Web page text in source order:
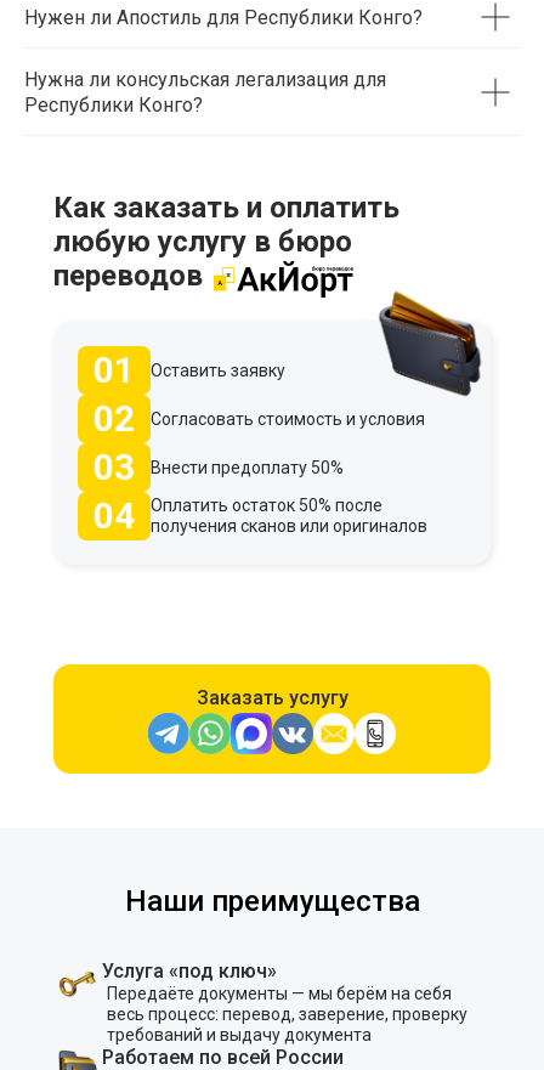
Нужен ли Апостиль для Республики Конго?
Нужна ли консульская легализация для
Республики Конго?
Как заказать и оплатить
любую услугу в бюро
переводов
01 Оставить заявку
02 Согласовать стоимость и условия
03 Внести предоплату 50%
04
Оплатить остаток 50% после
получения сканов или оригиналов
Заказать услугу
Наши преимущества
Услуга «под ключ»
Передаёте документы — мы берём на себя
весь процесс: перевод, заверение, проверку
требований и выдачу документа
Работаем по всей России